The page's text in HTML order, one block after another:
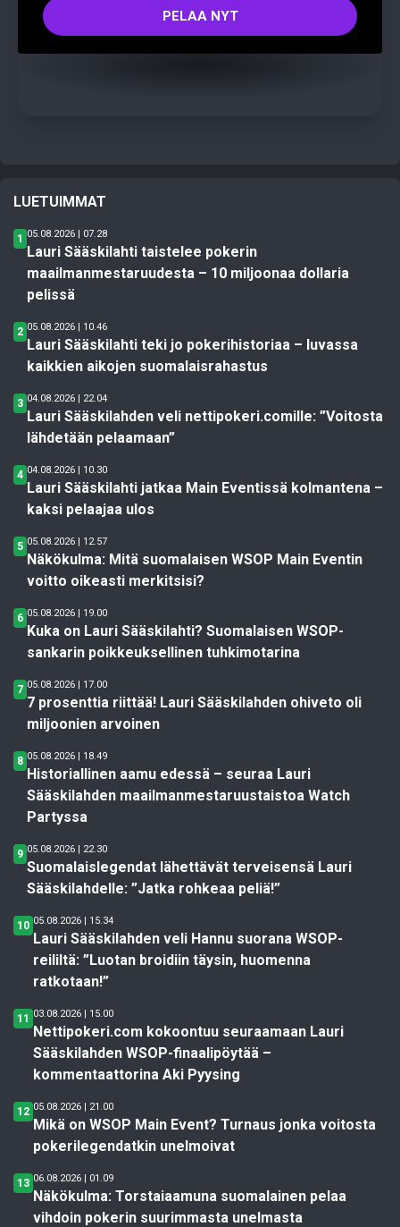
PELAA NYT
LUETUIMMAT
1 05.08.2026 | 07.28
Lauri Sääskilahti taistelee pokerin
maailmanmestaruudesta – 10 miljoonaa dollaria
pelissä
2 05.08.2026 | 10.46
Lauri Sääskilahti teki jo pokerihistoriaa – luvassa
kaikkien aikojen suomalaisrahastus
3 04.08.2026 | 22.04
Lauri Sääskilahden veli nettipokeri.comille: ”Voitosta
lähdetään pelaamaan”
4 04.08.2026 | 10.30
Lauri Sääskilahti jatkaa Main Eventissä kolmantena –
kaksi pelaajaa ulos
5 05.08.2026 | 12.57
Näkökulma: Mitä suomalaisen WSOP Main Eventin
voitto oikeasti merkitsisi?
6 05.08.2026 | 19.00
Kuka on Lauri Sääskilahti? Suomalaisen WSOP-
sankarin poikkeuksellinen tuhkimotarina
7 05.08.2026 | 17.00
7 prosenttia riittää! Lauri Sääskilahden ohiveto oli
miljoonien arvoinen
8 05.08.2026 | 18.49
Historiallinen aamu edessä – seuraa Lauri
Sääskilahden maailmanmestaruustaistoa Watch
Partyssa
9 05.08.2026 | 22.30
Suomalaislegendat lähettävät terveisensä Lauri
Sääskilahdelle: ”Jatka rohkeaa peliä!”
10 05.08.2026 | 15.34
Lauri Sääskilahden veli Hannu suorana WSOP-
reililtä: ”Luotan broidiin täysin, huomenna
ratkotaan!”
11 03.08.2026 | 15.00
Nettipokeri.com kokoontuu seuraamaan Lauri
Sääskilahden WSOP-finaalipöytää –
kommentaattorina Aki Pyysing
12 05.08.2026 | 21.00
Mikä on WSOP Main Event? Turnaus jonka voitosta
pokerilegendatkin unelmoivat
13 06.08.2026 | 01.09
Näkökulma: Torstaiaamuna suomalainen pelaa
vihdoin pokerin suurimmasta unelmasta